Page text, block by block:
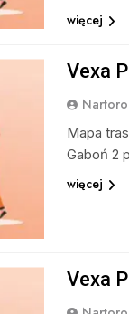
więcej
Vexa
Mapa
Gaboń 2
więcej
Vexa